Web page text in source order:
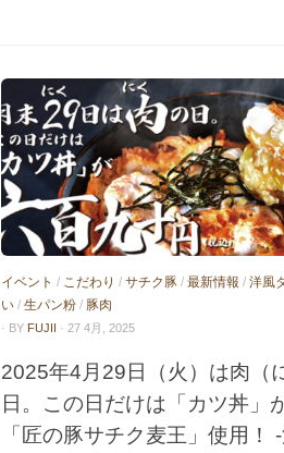
イベント / こだわり / サチク豚 / 最新情報 / 洋風
い / 生パン粉 / 豚肉
· BY FUJII · 27 4月, 2025
2025年4月29日（火）は肉（
日。この日だけは「カツ丼」
「匠の豚サチク麦王」使用！